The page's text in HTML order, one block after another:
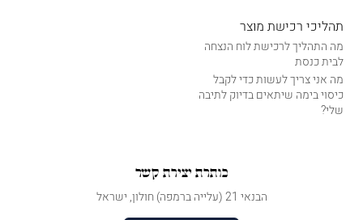
תהליכי רכישת מוצר
מה התהליך לרכישת לוח הנצחה
לבית כנסת
מה אני צריך לעשות כדי לקבל
כיסוי בימה שיתאים בדיוק לתיבה
שלי?
כותרת יצירת קשר
הבנאי 21 (עלייה ברמפה) חולון, ישראל